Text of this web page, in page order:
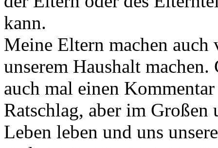
kann.
Meine Eltern machen auch
unserem Haushalt
auch mal einen
Ratschlag, aber im Großen
Leben leben und uns